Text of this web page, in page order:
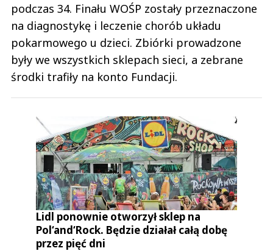
podczas 34. Finału WOŚP zostały przeznaczone
na diagnostykę i leczenie chorób układu
pokarmowego u dzieci. Zbiórki prowadzone
były we wszystkich sklepach sieci, a zebrane
środki trafiły na konto Fundacji.
Lidl ponownie otworzył sklep na
Pol‘and‘Rock. Będzie działał całą dobę
przez pięć dni